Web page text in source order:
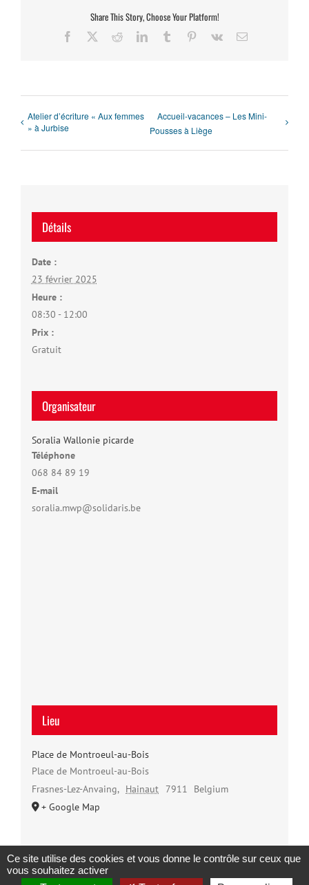
Share This Story, Choose Your Platform!
Facebook RedditLinkedInTumblr Pinterest
Vk Email
Atelier d’écriture « Aux femmes
» à Jurbise
Accueil-vacances – Les Mini-
Pousses à Liège
Détails
Date :
23 février 2025
Heure :
08:30 - 12:00
Prix :
Gratuit
Organisateur
Soralia Wallonie picarde
Téléphone
068 84 89 19
E-mail
soralia.mwp@solidaris.be
Lieu
Place de Montroeul-au-Bois
Place de Montroeul-au-Bois
Frasnes-Lez-Anvaing, Hainaut 7911
Belgium
+ Google Map
Copyright 2023 |Solidaris Wallonie|Mentions légales et politique de
Ce site utilise des cookies et vous donne le contrôle sur ceux que
vous souhaitez activer